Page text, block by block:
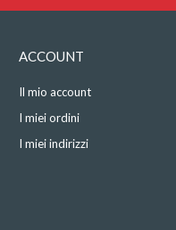
ACCOUNT
Il mio account
I miei ordini
I miei indirizzi